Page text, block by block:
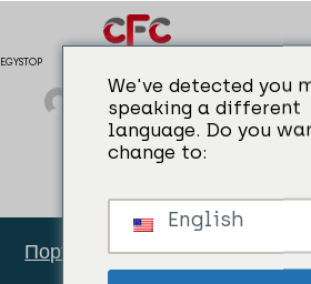
EGYSTOP
admin 04/04/2024
Портал сотрудников
We've detected you
speaking a different
language. Do you
change to:
English